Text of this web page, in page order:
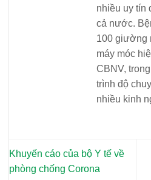
nhiều uy tín
cả nước.
100 giường
máy móc
CBNV,
trình độ
nhiều kinh
Khuyến cáo của bộ Y tế về
phòng chống Corona